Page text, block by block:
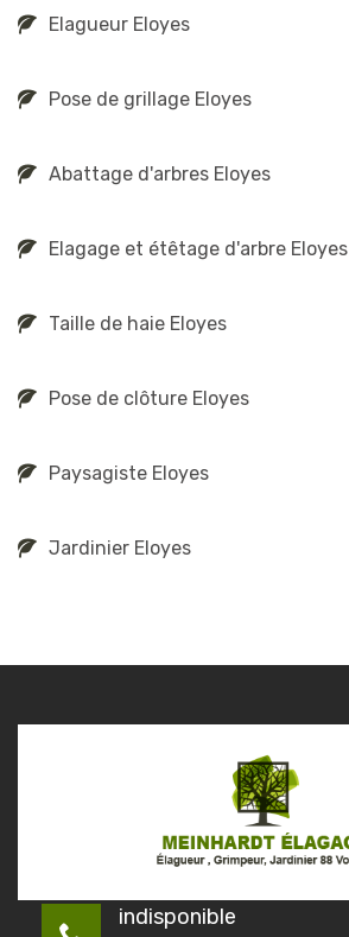
Elagueur Eloyes
Pose de grillage Eloyes
Abattage d'arbres Eloyes
Elagage et étêtage d'arbre Eloyes
Taille de haie Eloyes
Pose de clôture Eloyes
Paysagiste Eloyes
Jardinier Eloyes
indisponible